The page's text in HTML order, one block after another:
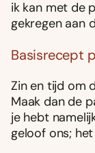
ik kan met de
gekregen aan
Basisrecept
Zin en tijd om
Maak dan de
je hebt
geloof ons;